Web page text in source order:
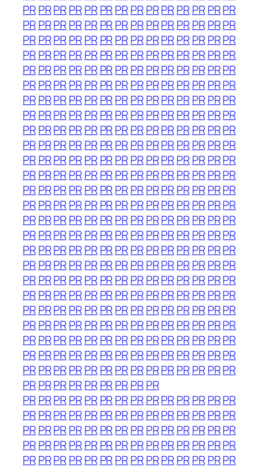
PRPRPRPRPR PRPRPRPRPRPRPR PRPR
PRPRPRPRPR PRPRPRPRPRPRPR PRPR
PRPRPRPRPR PRPRPRPRPRPRPR PRPR
PRPRPRPRPR PRPRPRPRPRPRPR PRPR
PRPRPRPRPR PRPRPRPRPRPRPR PRPR
PRPRPRPRPR PRPRPRPRPRPRPR PRPR
PRPRPRPRPR PRPRPRPRPRPRPR PRPR
PRPRPRPRPR PRPRPRPRPRPRPR PRPR
PRPRPRPRPR PRPRPRPRPRPRPR PRPR
PRPRPRPRPR PRPRPRPRPRPRPR PRPR
PRPRPRPRPR PRPRPRPRPRPRPR PRPR
PRPRPRPRPR PRPRPRPRPRPRPR PRPR
PRPRPRPRPR PRPRPRPRPRPRPR PRPR
PRPRPRPRPR PRPRPRPRPRPRPR PRPR
PRPRPRPRPR PRPRPRPRPRPRPR PRPR
PRPRPRPRPR PRPRPRPRPRPRPR PRPR
PRPRPRPRPR PRPRPRPRPRPRPR PRPR
PRPRPRPRPR PRPRPRPRPRPRPR PRPR
PRPRPRPRPR PRPRPRPRPRPRPR PRPR
PRPRPRPRPR PRPRPRPRPRPRPR PRPR
PRPRPRPRPR PRPRPRPRPRPRPR PRPR
PRPRPRPRPR PRPRPRPRPRPRPR PRPR
PRPRPRPRPR PRPRPRPRPRPRPR PRPR
PRPRPRPRPR PRPRPRPRPRPRPR PRPR
PRPRPRPRPR PRPRPRPRPRPRPR PRPR
PRPRPRPRPR PRPRPRPR
PRPRPRPRPR PRPRPRPRPRPRPR PRPR
PRPRPRPRPR PRPRPRPRPRPRPR PRPR
PRPRPRPRPR PRPRPRPRPRPRPR PRPR
PRPRPRPRPR PRPRPRPRPRPRPR PRPR
PRPRPRPRPR PRPRPRPRPRPRPR PRPR